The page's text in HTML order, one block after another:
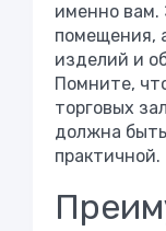
именно вам.
помещения,
изделий и
Помните,
торговых
должна
практичной.